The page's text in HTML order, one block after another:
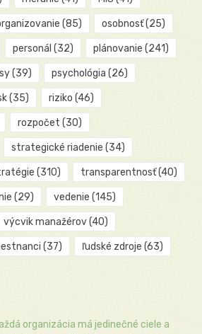
(85) osobnosť(25)
personál (32) plánovanie (241)
(39) psychológia (26)
(35) riziko (46)
rozpočet (30)
strategické riadenie (34)
(310) transparentnosť(40)
(29) vedenie (145)
výcvik manažérov(40)
(37) ľudské zdroje (63)
organizácia má jedinečné ciele a